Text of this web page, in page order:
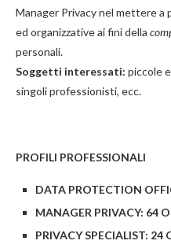
Manager Privacy nel mettere
ed organizzative ai fini della
personali.
Soggetti interessati: piccole
singoli professionisti, ecc.
PROFILI PROFESSIONALI
DATA PROTECTION
MANAGER PRIVACY: 64
PRIVACY SPECIALIST: 24